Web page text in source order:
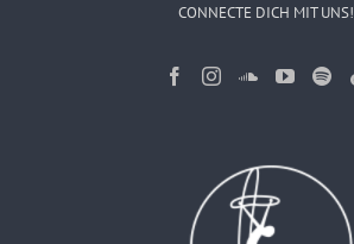
CONNECTE DICH MIT UNS!